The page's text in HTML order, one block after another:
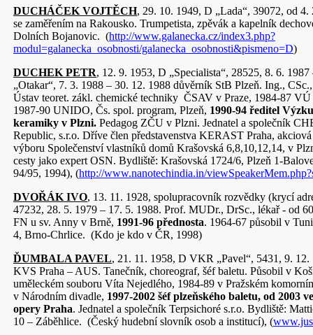
DUCHÁČEK VOJTĚCH, 29. 10. 1949, D „Lada“, 39072, od
se zaměřením na Rakousko. Trumpetista, zpěvák a kapelník
Dolních Bojanovic. (http://www.galanecka.cz/index3.php?
modul=galanecka_osobnosti/galanecka_osobnosti&pismeno=D)
DUCHEK PETR, 12. 9. 1953, D „Specialista“, 28525, 8. 6.
„Otakar“, 7. 3. 1988 – 30. 12. 1988 důvěrník StB Plzeň. Ing.,
Ústav teoret. zákl. chemické techniky ČSAV v Praze, 1984-87
1987-90 UNIDO, Čs. spol. program, Plzeň, 1990-94 ředitel
keramiky v Plzni. Pedagog ZČU v Plzni. Jednatel a společník
Republic, s.r.o. Dříve člen představenstva KERAST Praha,
výboru Společenství vlastníků domů Krašovská 6,8,10,12,14, v
cesty jako expert OSN. Bydliště: Krašovská 1724/6, Plzeň 1-
94/95, 1994), (http://www.nanotechindia.in/
DVOŘÁK IVO, 13. 11. 1928, spolupracovník rozvědky (krycí
47232, 28. 5. 1979 – 17. 5. 1988. Prof. MUDr., DrSc., lékař - od
FN u sv. Anny v Brně, 1991-96 přednosta. 1964-67 působil v
4, Brno-Chrlice. (Kdo je kdo v ČR, 1998)
ĎUMBALA PAVEL, 21. 11. 1958, D VKR „Pavel“, 5431, 9. 12.
KVS Praha – AUS. Tanečník, choreograf, šéf baletu. Působil v
uměleckém souboru Víta Nejedlého, 1984-89 v Pražském
v Národním divadle, 1997-2002 šéf plzeňského baletu, od 2003
opery Praha. Jednatel a společník Terpsichoré s.r.o. Bydliště:
10 – Záběhlice. (Český hudební slovník osob a institucí), (